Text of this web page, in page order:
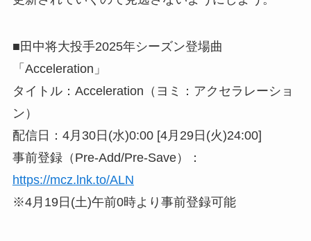
■田中将大投手2025年シーズン登場曲
「Acceleration」
タイトル：Acceleration（ヨミ：アクセラレーショ
ン）
配信日：4月30日(水)0:00 [4月29日(火)24:00]
事前登録（Pre-Add/Pre-Save）：
https://mcz.lnk.to/ALN
※4月19日(土)午前0時より事前登録可能